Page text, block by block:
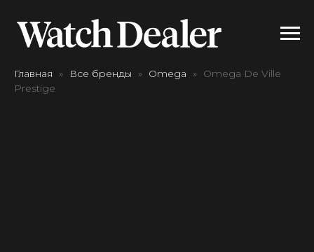
Главная Все бренды Omega
Omega De Ville
Prestige